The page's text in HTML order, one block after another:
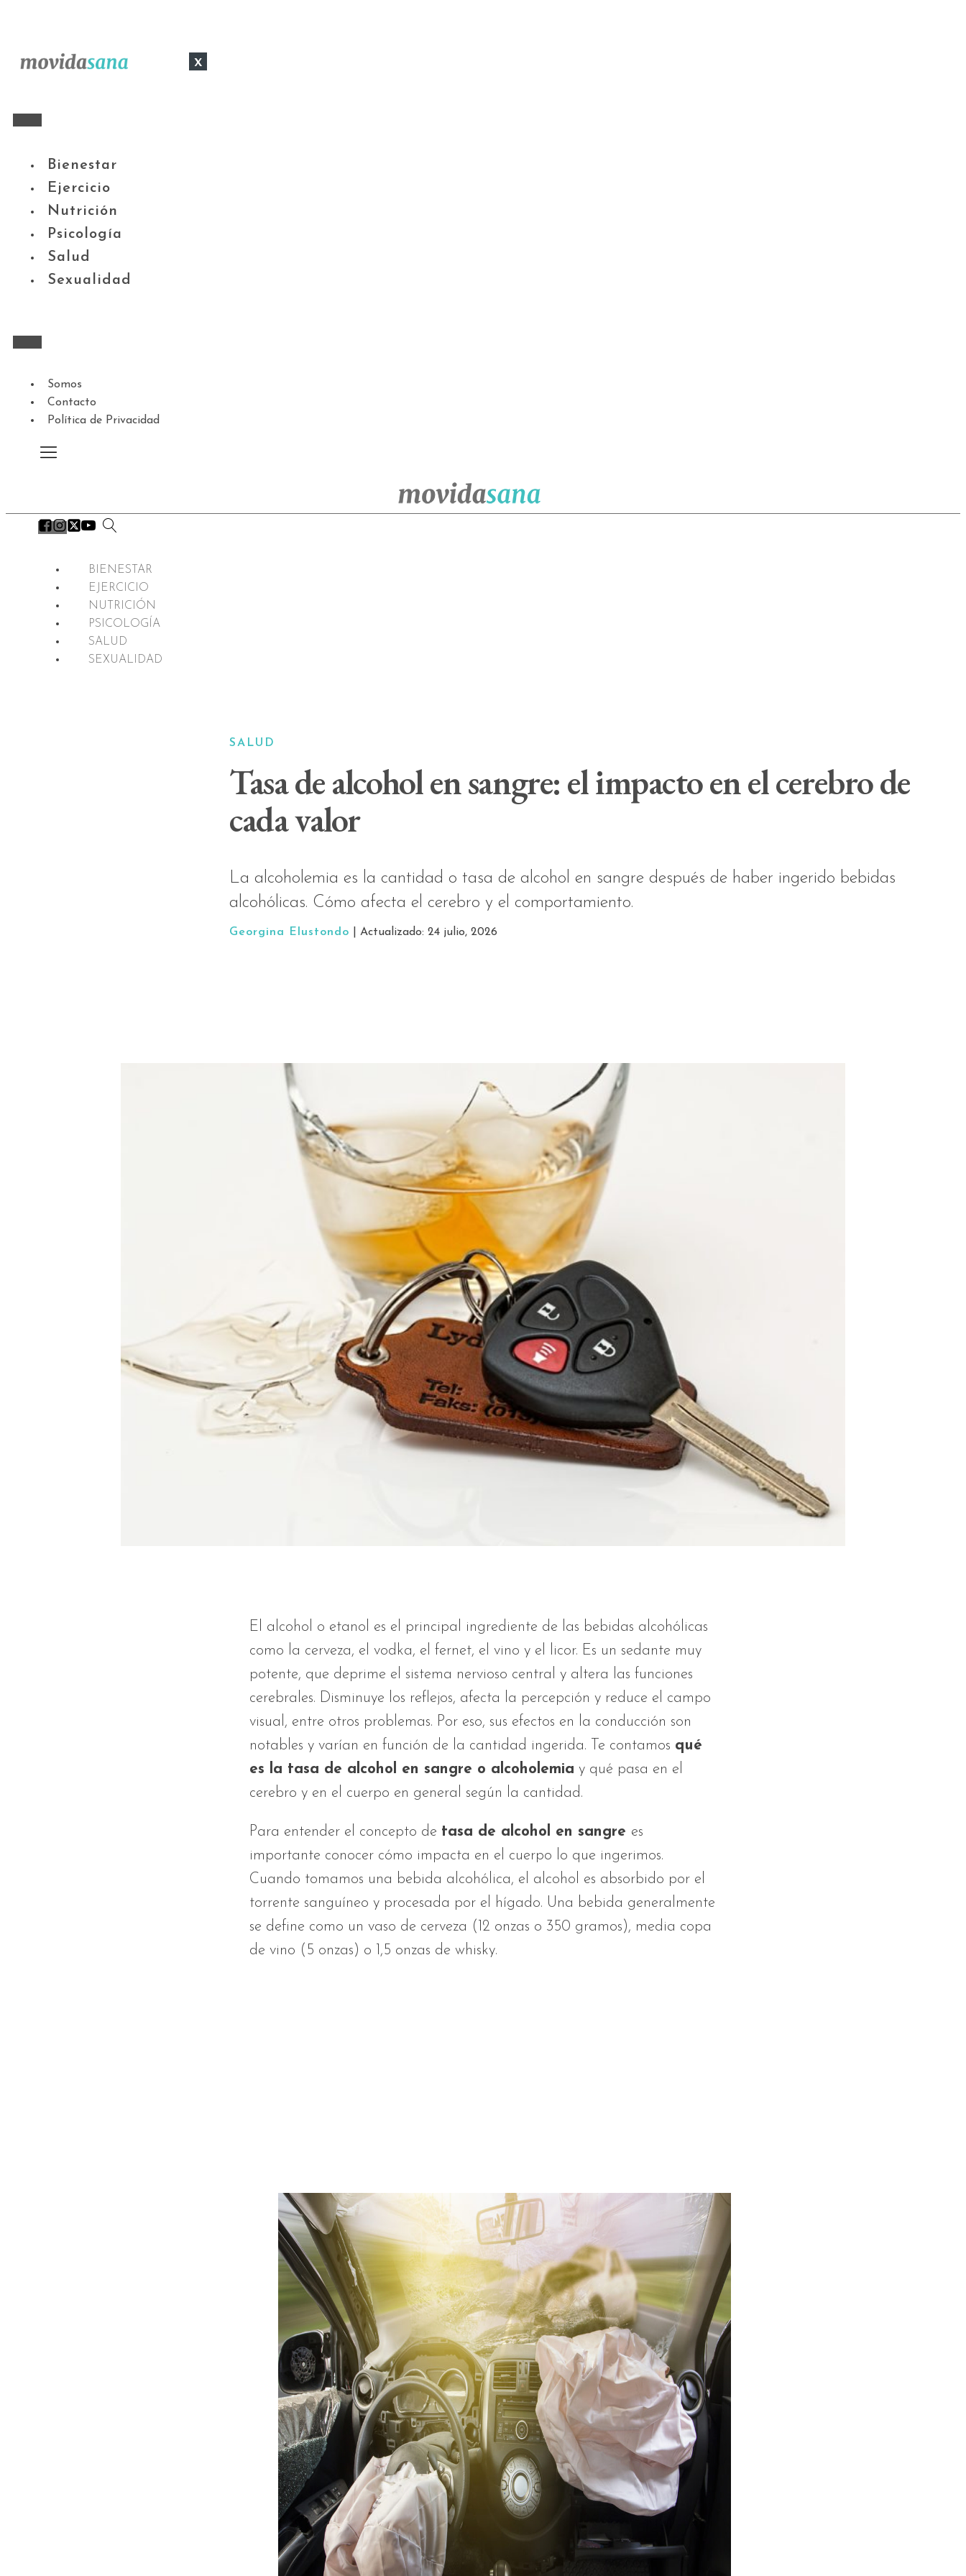
x
Bienestar
Ejercicio
Nutrición
Psicología
Salud
Sexualidad
Somos
Contacto
Política de Privacidad
BIENESTAR
EJERCICIO
NUTRICIÓN
PSICOLOGÍA
SALUD
SEXUALIDAD
SALUD
Tasa de alcohol en sangre: el impacto en el cerebro de
cada valor
La alcoholemia es la cantidad o tasa de alcohol en sangre después de haber ingerido bebidas
alcohólicas. Cómo afecta el cerebro y el comportamiento.
Georgina Elustondo | Actualizado: 24 julio, 2026
El alcohol o etanol es el principal ingrediente de las bebidas alcohólicas
como la cerveza, el vodka, el fernet, el vino y el licor. Es un sedante muy
potente, que deprime el sistema nervioso central y altera las funciones
cerebrales. Disminuye los reflejos, afecta la percepción y reduce el campo
visual, entre otros problemas. Por eso, sus efectos en la conducción son
notables y varían en función de la cantidad ingerida. Te contamos qué
es la tasa de alcohol en sangre o alcoholemia y qué pasa en el
cerebro y en el cuerpo en general según la cantidad.
Para entender el concepto de tasa de alcohol en sangre es
importante conocer cómo impacta en el cuerpo lo que ingerimos.
Cuando tomamos una bebida alcohólica, el alcohol es absorbido por el
torrente sanguíneo y procesada por el hígado. Una bebida generalmente
se define como un vaso de cerveza (12 onzas o 350 gramos), media copa
de vino (5 onzas) o 1,5 onzas de whisky.